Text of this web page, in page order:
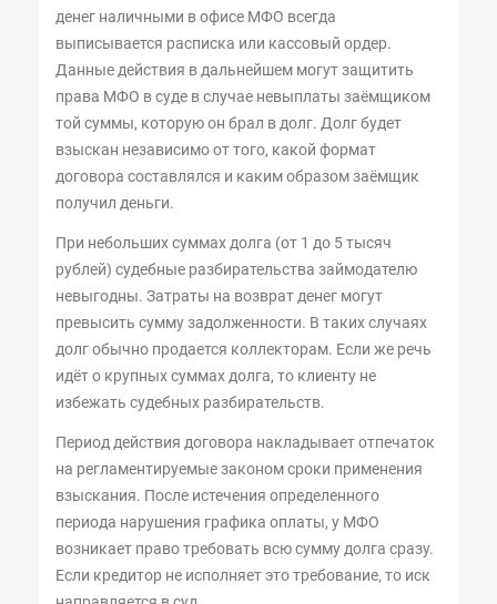
денег наличными в офисе МФО всегда
выписывается расписка или кассовый ордер.
Данные действия в дальнейшем могут защитить
права МФО в суде в случае невыплаты заёмщиком
той суммы, которую он брал в долг. Долг будет
взыскан независимо от того, какой формат
договора составлялся и каким образом заёмщик
получил деньги.
При небольших суммах долга (от 1 до 5 тысяч
рублей) судебные разбирательства займодателю
невыгодны. Затраты на возврат денег могут
превысить сумму задолженности. В таких случаях
долг обычно продается коллекторам. Если же речь
идёт о крупных суммах долга, то клиенту не
избежать судебных разбирательств.
Период действия договора накладывает отпечаток
на регламентируемые законом сроки применения
взыскания. После истечения определенного
периода нарушения графика оплаты, у МФО
возникает право требовать всю сумму долга сразу.
Если кредитор не исполняет это требование, то иск